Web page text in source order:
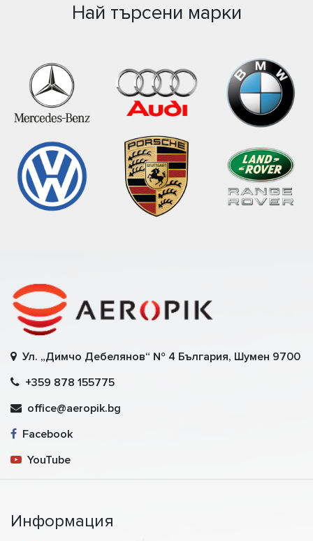
Най търсени марки
Ул. „Димчо Дебелянов“ № 4 България, Шумен 9700
+359 878 155775
office@aeropik.bg
Facebook
YouTube
Информация